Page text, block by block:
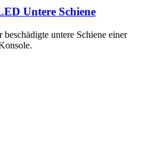
Untere Schiene
beschädigte untere Schiene einer